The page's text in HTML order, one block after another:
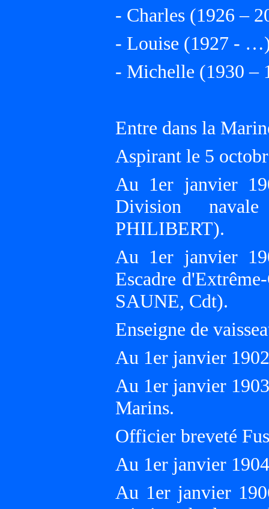
- Charles (1926 –
- Louise (1927 -
- Michelle (1930 –
Entre dans la
Aspirant le 5
Au 1er janvier
Division
PHILIBERT).
Au 1er janvier
Escadre
SAUNE, Cdt).
Enseigne de
Au 1er janvier
Au 1er janvier
Marins.
Officier breveté
Au 1er janvier
Au 1er janvier